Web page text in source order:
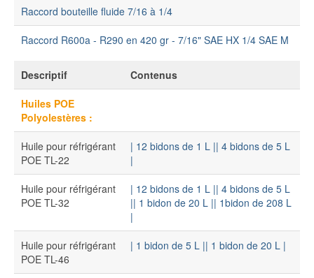
Raccord bouteille fluide 7/16 à 1/4
Raccord R600a - R290 en 420 gr - 7/16" SAE HX 1/4 SAE M
Descriptif Contenus
Huiles POE
Polyolestères :
Huile pour réfrigérant
POE TL-22
| 12 bidons de 1 L || 4 bidons de 5 L
|
Huile pour réfrigérant
POE TL-32
| 12 bidons de 1 L || 4 bidons de 5 L
|| 1 bidon de 20 L || 1bidon de 208 L
|
Huile pour réfrigérant
POE TL-46
| 1 bidon de 5 L || 1 bidon de 20 L |